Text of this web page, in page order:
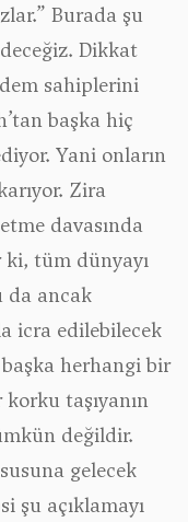
Burada şu
Dikkat
sahiplerini
başka hiç
Yani onların
Zira
davasında
tüm dünyayı
da ancak
icra edilebilecek
herhangi bir
taşıyanın
değildir.
gelecek
şu açıklamayı